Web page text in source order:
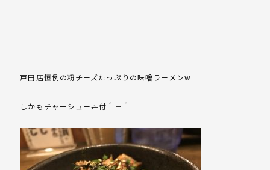
戸田店恒例の粉チーズたっぷりの味噌ラーメンw
しかもチャーシュー丼付＾－＾